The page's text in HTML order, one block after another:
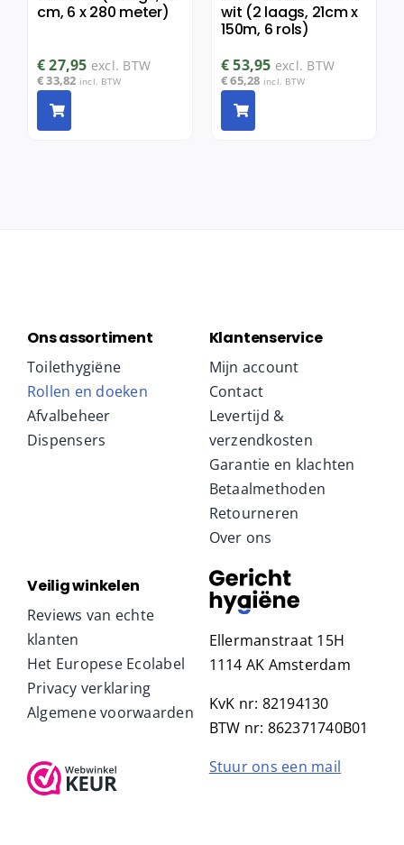
cm, 6 x 280 meter)
€27,95 excl. BTW
€33,82 incl. BTW
wit (2 laags, 21cm x
150m, 6 rols)
€53,95 excl. BTW
€65,28 incl. BTW
Ons assortiment
Toilethygiëne
Rollen en doeken
Afvalbeheer
Dispensers
Klantenservice
Mijn account
Contact
Levertijd &
verzendkosten
Garantie en klachten
Betaalmethoden
Retourneren
Over ons
Veilig winkelen
Reviews van echte
klanten
Het Europese Ecolabel
Privacy verklaring
Algemene voorwaarden
Ellermanstraat 15H
1114 AK Amsterdam
KvK nr: 82194130
BTW nr: 862371740B01
Stuur ons een mail